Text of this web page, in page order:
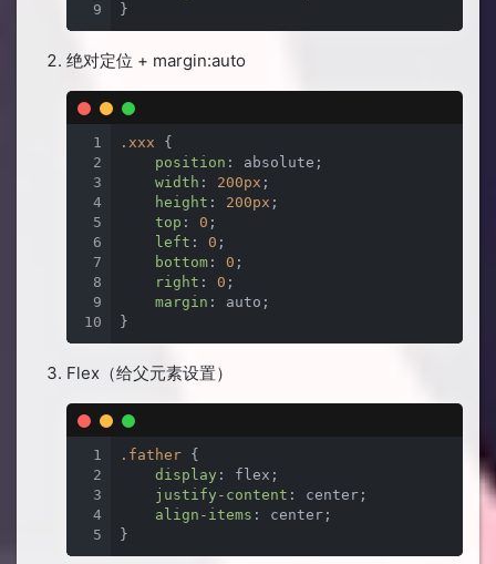
9
}
绝对定位 + margin:auto
1
2
3
4
5
6
7
8
9
10
.xxx {
position : absolute;
width : 200px ;
height : 200px ;
top : 0 ;
left : 0 ;
bottom : 0 ;
right : 0 ;
margin : auto;
}
Flex（给父元素设置）
1
2
3
4
5
.father {
display : flex;
justify-content : center;
align-items : center;
}